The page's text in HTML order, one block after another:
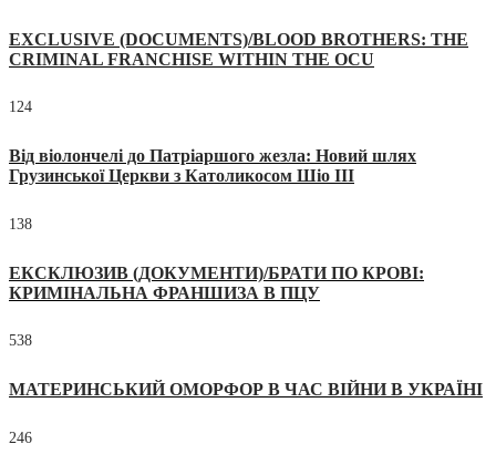
EXCLUSIVE (DOCUMENTS)/BLOOD BROTHERS: THE
CRIMINAL FRANCHISE WITHIN THE OCU
124
Від віолончелі до Патріаршого жезла: Новий шлях
Грузинської Церкви з Католикосом Шіо III
138
ЕКСКЛЮЗИВ (ДОКУМЕНТИ)/БРАТИ ПО КРОВІ:
КРИМІНАЛЬНА ФРАНШИЗА В ПЦУ
538
МАТЕРИНСЬКИЙ ОМОРФОР В ЧАС ВІЙНИ В УКРАЇНІ
246